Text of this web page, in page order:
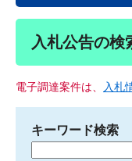
入札公告の検
電子調達案件は、 入札
キーワード検索